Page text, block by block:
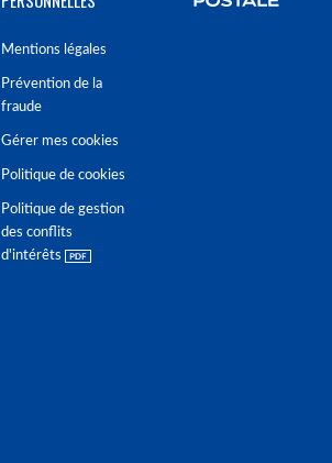
Mentions légales
Prévention de la
fraude
Gérer mes cookies
Politique de cookies
Politique de gestion
des conflits
d'intérêts